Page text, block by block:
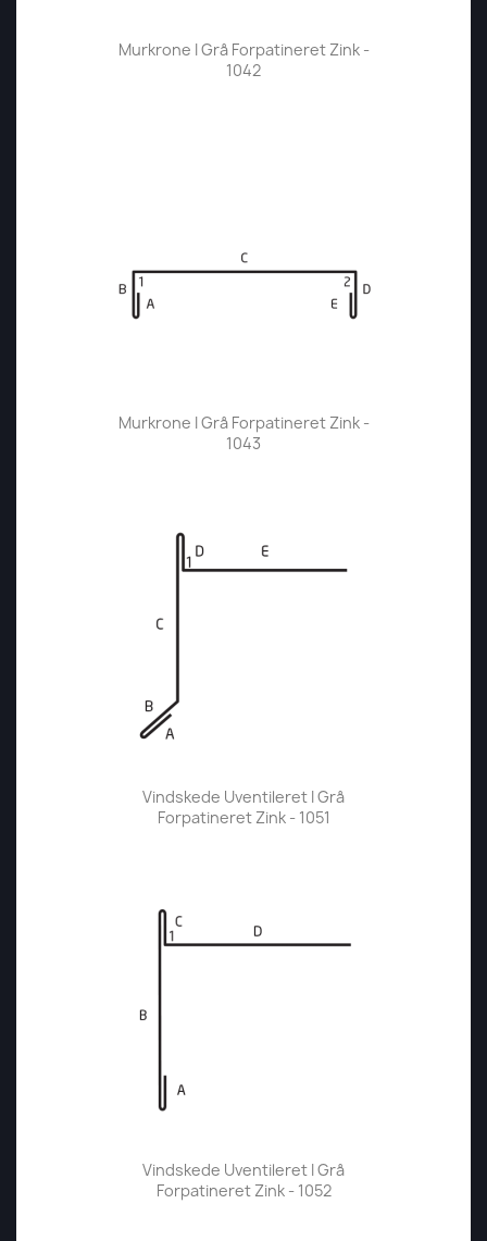
Murkrone I Grå Forpatineret Zink -
1042
Murkrone I Grå Forpatineret Zink -
1043
Vindskede Uventileret I Grå
Forpatineret Zink - 1051
Vindskede Uventileret I Grå
Forpatineret Zink - 1052